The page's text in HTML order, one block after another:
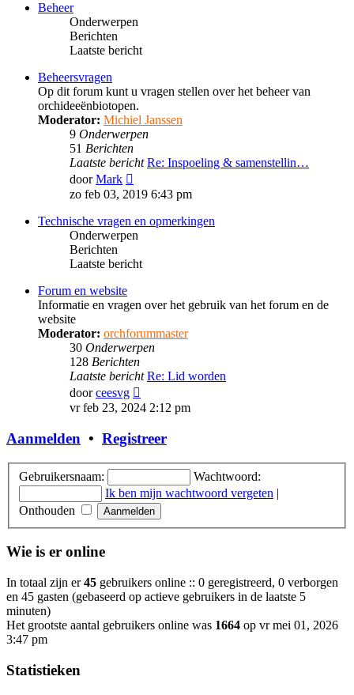
Beheer
Onderwerpen
Berichten
Laatste bericht
Beheersvragen
Op dit forum kunt u vragen stellen over het beheer van
orchideeënbiotopen.
Moderator: Michiel Janssen
9 Onderwerpen
51 Berichten
Laatste bericht Re: Inspoeling & samenstellin…
doorMark
laatste
zo feb 03, 2019 6:43 pm
Technische vragen en opmerkingen
Onderwerpen
Berichten
Laatste bericht
Forum en website
Informatie en vragen over het gebruik van het forum en de
website
Moderator: orchforummaster
30 Onderwerpen
128 Berichten
Laatste bericht Re: Lid worden
doorceesvg
laatste
vr feb 23, 2024 2:12 pm
Aanmelden • Registreer
Gebruikersnaam:
Wachtwoord:
Ik ben mijn wachtwoord vergeten |
Onthouden
Wie is er online
In totaal zijn er45 gebruikers online :: 0 geregistreerd, 0 verborgen
en 45 gasten (gebaseerd op actieve gebruikers in de laatste 5
minuten)
Het grootste aantal gebruikers online was 1664 op vr mei 01, 2026
3:47 pm
Statistieken